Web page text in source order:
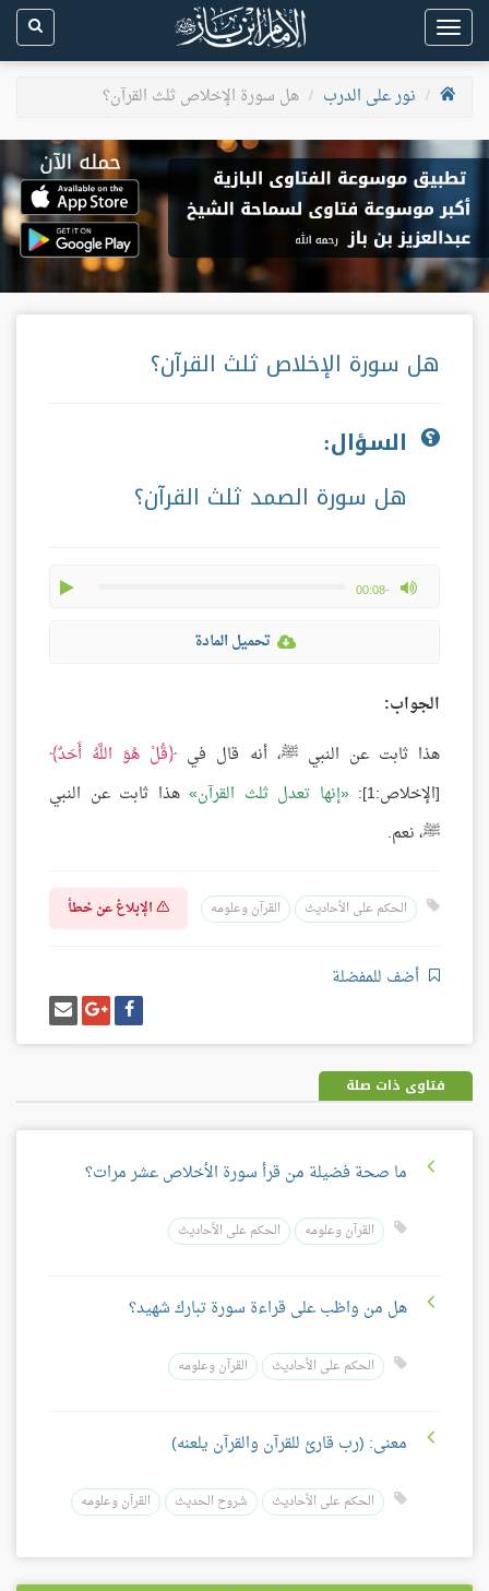
Toggle
navigation
نور على الدرب
هل سورة الإخلاص ثلث القرآن؟
هل سورة الإخلاص ثلث القرآن؟
السؤال:
هل سورة الصمد ثلث القرآن؟
-00:08
max volume
تحميل المادة
الجواب:
هذا ثابت عن النبي ﷺ، أنه قال في
قُلْ هُوَ اللَّهُ أَحَدٌ
[الإخلاص:1]:
إنها تعدل ثلث القرآن
هذا ثابت عن النبي
ﷺ، نعم.
الحكم على الأحاديث القرآن وعلومه الإبلاغ عن خطأ
أضف للمفضلة
شارك
على
فيسبوك
شارك
على
غوغل
بلس
إرسل
إيميل
فتاوى ذات صلة
ما صحة فضيلة من قرأ سورة الأخلاص عشر مرات؟
القرآن وعلومه الحكم على الأحاديث
هل من واظب على قراءة سورة تبارك شهيد؟
الحكم على الأحاديث القرآن وعلومه
معنى: (رب قارئ للقرآن والقرآن يلعنه)
الحكم على الأحاديث شروح الحديث القرآن وعلومه